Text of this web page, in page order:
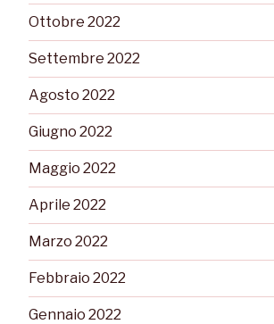
Ottobre 2022
Settembre 2022
Agosto 2022
Giugno 2022
Maggio 2022
Aprile 2022
Marzo 2022
Febbraio 2022
Gennaio 2022